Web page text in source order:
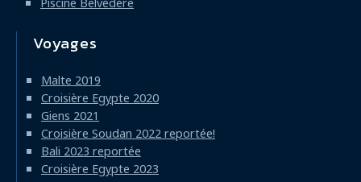
Piscine Belvédère
Voyages
Malte 2019
Croisière Egypte 2020
Giens 2021
Croisière Soudan 2022 reportée!
Bali 2023 reportée
Croisière Egypte 2023